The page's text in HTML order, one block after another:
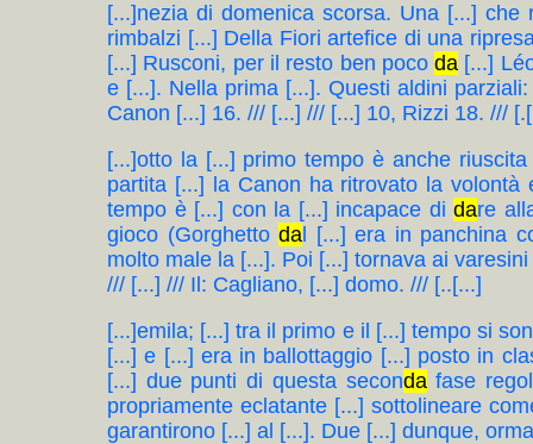
[...]nezia di domenica scorsa. Una [...]
rimbalzi [...] Della Fiori artefice di una
[...] Rusconi, per il resto ben pocoda [...]
e [...]. Nella prima [...]. Questi aldini
Canon [...] 16. /// [...] /// [...] 10, Rizzi 18. ///
[...]otto la [...] primo tempo è anche
partita [...] la Canon ha ritrovato la
tempo è [...] con la [...] incapace didare
gioco (Gorghettoda l [...] era in panchina
molto male la [...]. Poi [...] tornava ai
/// [...] /// Il: Cagliano, [...] domo. /// [..[...]
[...]emila; [...] tra il primo e il [...] tempo si
[...] e [...] era in ballottaggio [...] posto in
[...] due punti di questa secondafase
propriamente eclatante [...] sottolineare
garantirono [...] al [...]. Due [...] dunque,